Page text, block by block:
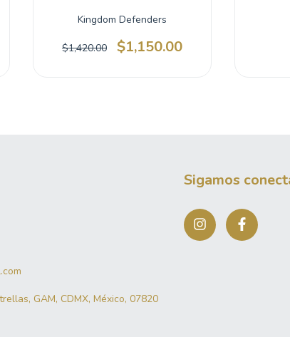
Kingdom Defenders
$1,420.00 $1,150.00
GAM, CDMX, México, 07820
Sigamos